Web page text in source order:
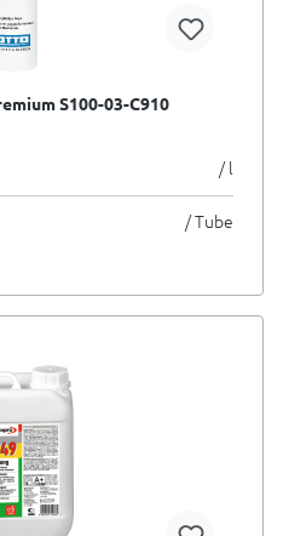
S100-03-C910
/ l
/ Tube